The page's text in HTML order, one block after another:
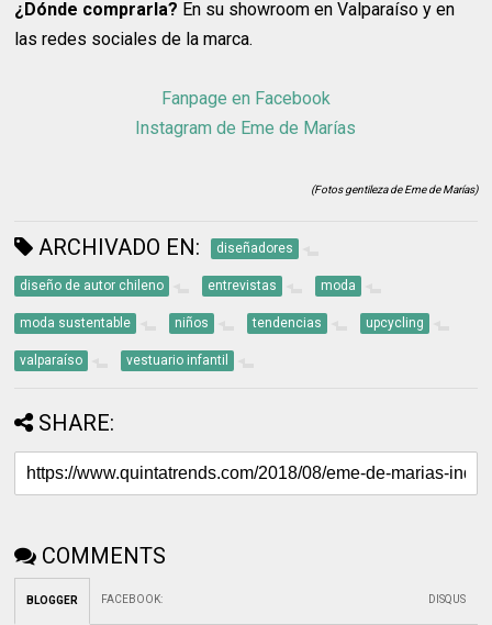
¿Dónde comprarla? En su showroom en Valparaíso y en
las redes sociales de la marca.
Fanpage en Facebook
Instagram de Eme de Marías
(Fotos gentileza de Eme de Marías)
ARCHIVADO EN: diseñadores
diseño de autor chileno entrevistas moda
moda sustentable niños tendencias upcycling
valparaíso vestuario infantil
SHARE:
COMMENTS
BLOGGER FACEBOOK: DISQUS